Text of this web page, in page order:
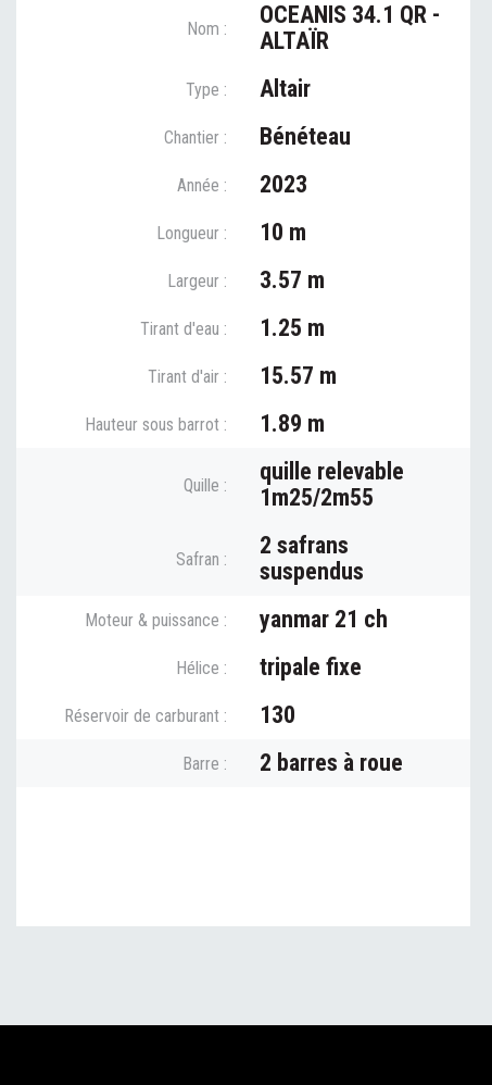
Nom :
OCEANIS 34.1 QR -
ALTAÏR
Type : Altair
Chantier : Bénéteau
Année : 2023
Longueur : 10 m
Largeur : 3.57 m
Tirant d'eau : 1.25 m
Tirant d'air : 15.57 m
Hauteur sous barrot : 1.89 m
Quille :
quille relevable
1m25/2m55
Safran :
2 safrans
suspendus
Moteur & puissance : yanmar 21 ch
Hélice : tripale fixe
Réservoir de carburant : 130
Barre : 2 barres à roue